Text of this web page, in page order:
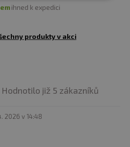
ihned k expedici
produkty v akci
Hodnotilo již 5 zákazníků
2026 v 14:48